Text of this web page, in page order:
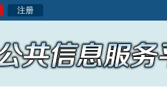
注册